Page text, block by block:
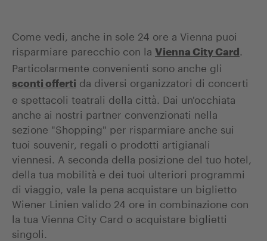
Come vedi, anche in sole 24 ore a Vienna puoi
risparmiare parecchio con la Vienna City Card
Particolarmente convenienti sono anche gli
sconti offerti da diversi organizzatori di concerti
e spettacoli teatrali della città. Dai un'occhiata
anche ai nostri partner convenzionati nella
sezione "Shopping" per risparmiare anche sui
tuoi souvenir, regali o prodotti artigianali
viennesi. A seconda della posizione del tuo hotel,
della tua mobilità e dei tuoi ulteriori programmi
di viaggio, vale la pena acquistare un biglietto
Wiener Linien valido 24 ore in combinazione con
la tua Vienna City Card o acquistare biglietti
singoli.